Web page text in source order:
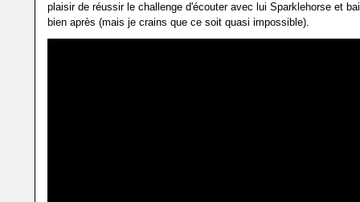
plaisir de réussir le challenge d'écouter avec lui Sparklehorse et
bien après (mais je crains que ce soit quasi impossible).